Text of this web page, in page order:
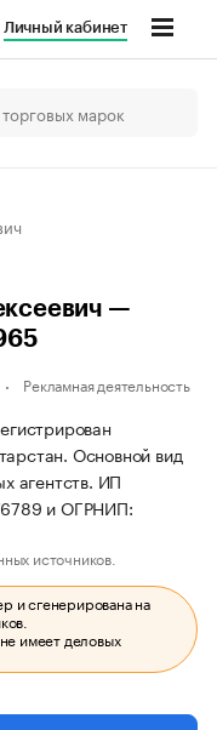
Личный кабинет
—
Рекламная деятельность
Основной вид
агентств. ИП
и ОГРНИП:
источников.
и сгенерирована на
имеет деловых